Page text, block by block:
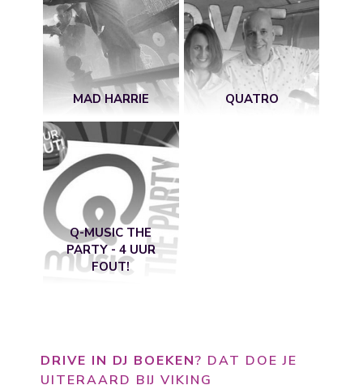
MAD HARRIE QUATRO
Q-MUSIC THE
PARTY - 4 UUR
FOUT!
DRIVE IN DJ BOEKEN? DAT DOE JE
UITERAARD BIJ VIKING